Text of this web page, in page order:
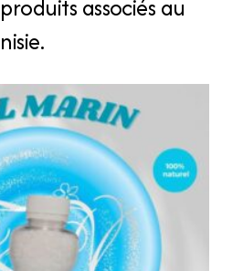
associés au